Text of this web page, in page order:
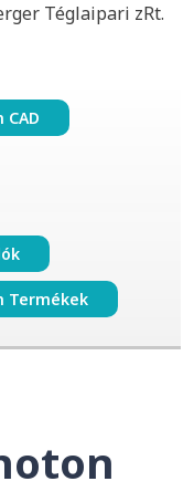
Téglaipari zRt.
CAD
Termékek